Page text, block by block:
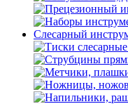
Слесарный